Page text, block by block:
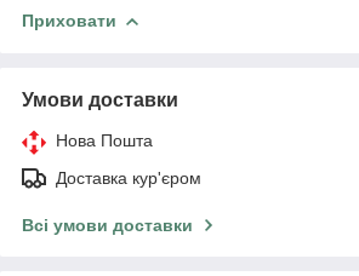
Приховати
Умови доставки
Нова Пошта
Доставка кур'єром
Всі умови доставки